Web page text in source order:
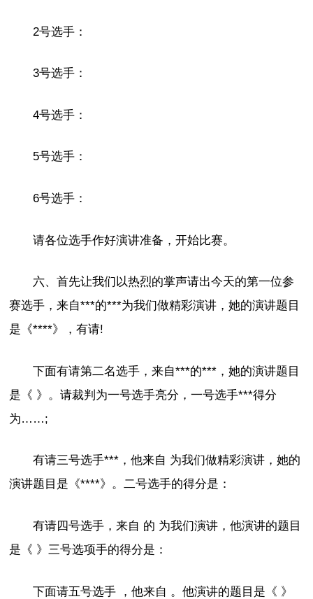
2号选手：
3号选手：
4号选手：
5号选手：
6号选手：
请各位选手作好演讲准备，开始比赛。
六、首先让我们以热烈的掌声请出今天的第一位参
赛选手，来自***的***为我们做精彩演讲，她的演讲题目
是《****》，有请!
下面有请第二名选手，来自***的***，她的演讲题目
是《 》。请裁判为一号选手亮分，一号选手***得分
为……;
有请三号选手***，他来自 为我们做精彩演讲，她的
演讲题目是《****》。二号选手的得分是：
有请四号选手，来自 的 为我们演讲，他演讲的题目
是《 》三号选项手的得分是：
下面请五号选手 ，他来自 。他演讲的题目是《 》